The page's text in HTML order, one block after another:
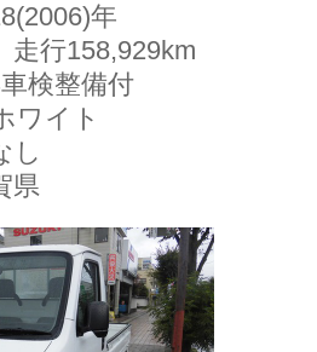
年
走行158,929km
検整備付
ワイト
し
県